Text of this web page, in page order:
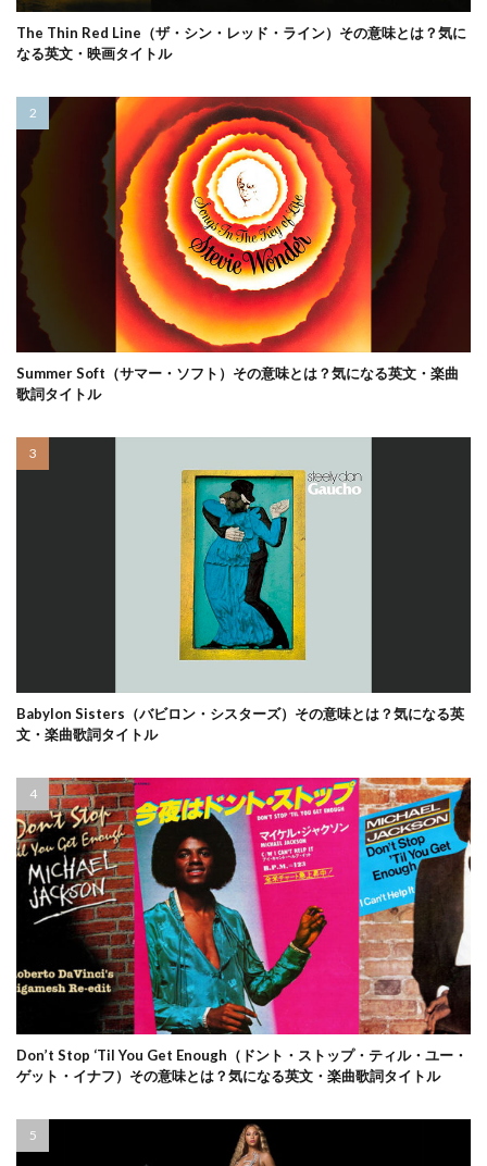
The Thin Red Line（ザ・シン・レッド・ライン）その意味とは？気に
なる英文・映画タイトル
Summer Soft（サマー・ソフト）その意味とは？気になる英文・楽曲
歌詞タイトル
Babylon Sisters（バビロン・シスターズ）その意味とは？気になる英
文・楽曲歌詞タイトル
Don’t Stop ‘Til You Get Enough（ドント・ストップ・ティル・ユー・
ゲット・イナフ）その意味とは？気になる英文・楽曲歌詞タイトル